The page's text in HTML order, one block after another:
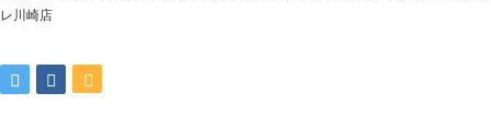
レ川崎店